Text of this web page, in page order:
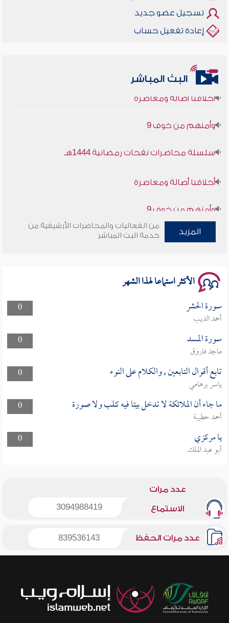
تسجيل عضو جديد
إعادة تفعيل حساب
البث المباشر
أخلاقنا أصالة ومعاصرة
سلسلة محاضرات نفحات رمضانية 1444هـ
المزيد
من الفعاليات والمحاضرات الأرشيفية من
خدمة البث المباشر
الأكثر استماعا لهذا الشهر
0 سورة الحشر
أحمد الديب
0
سورة المسد
ماجد فاروق
0
تابع أقوال التابعين , والكلام على النوء
ياسر برهامي
0
ما جاء أن الملائكة لا تدخل بيتا فيه كلب ولا صورة
أحمد حطيبة
0
يا مركزي
أبو عبد الملك
عدد مرات
الاستماع 3094988419
عدد مرات الحفظ 839536143